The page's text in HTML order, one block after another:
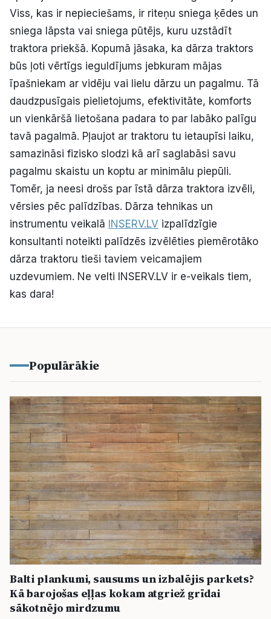
Viss, kas ir nepieciešams, ir riteņu sniega ķēdes un
sniega lāpsta vai sniega pūtējs, kuru uzstādīt
traktora priekšā. Kopumā jāsaka, ka dārza traktors
būs ļoti vērtīgs ieguldījums jebkuram mājas
īpašniekam ar vidēju vai lielu dārzu un pagalmu. Tā
daudzpusīgais pielietojums, efektivitāte, komforts
un vienkāršā lietošana padara to par labāko palīgu
tavā pagalmā. Pļaujot ar traktoru tu ietaupīsi laiku,
samazināsi fizisko slodzi kā arī saglabāsi savu
pagalmu skaistu un koptu ar minimālu piepūli.
Tomēr, ja neesi drošs par īstā dārza traktora izvēli,
vērsies pēc palīdzības. Dārza tehnikas un
instrumentu veikalā INSERV.LV izpalīdzīgie
konsultanti noteikti palīdzēs izvēlēties piemērotāko
dārza traktoru tieši taviem veicamajiem
uzdevumiem. Ne velti INSERV.LV ir e-veikals tiem,
kas dara!
Populārākie
Balti plankumi, sausums un izbalējis parkets?
Kā barojošas eļļas kokam atgriež grīdai
sākotnējo mirdzumu